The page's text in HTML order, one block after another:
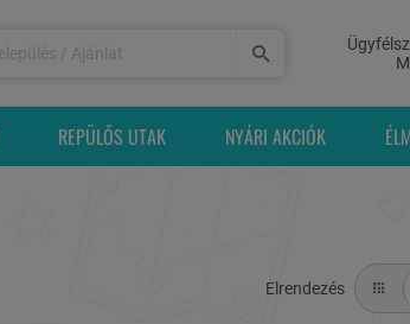
REPÜLŐS UTAK NYÁRI AKCIÓK
Elrendezés